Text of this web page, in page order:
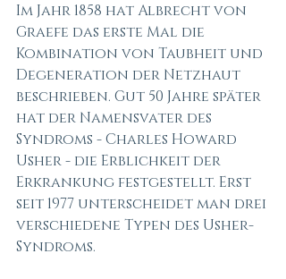
Im Jahr 1858 hat Albrecht von
Graefe das erste Mal die
Kombination von Taubheit und
Degeneration der Netzhaut
beschrieben. Gut 50 Jahre später
hat der Namensvater des
Syndroms - Charles Howard
Usher - die Erblichkeit der
Erkrankung festgestellt. Erst
seit 1977 unterscheidet man drei
verschiedene Typen des Usher-
Syndroms.